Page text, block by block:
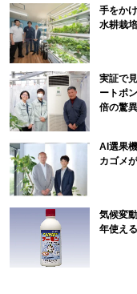
手をか
水耕栽培
実証で
ートポ
倍の驚
AI選果
カゴメ
気候変
年使え